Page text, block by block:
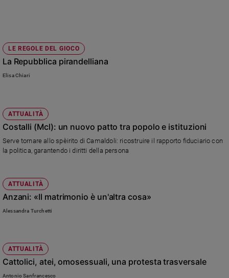
LE REGOLE DEL GIOCO
La Repubblica pirandelliana
Elisa Chiari
ATTUALITÀ
Costalli (Mcl): un nuovo patto tra popolo e istituzioni
Serve tornare allo spèirito di Camaldoli: ricostruire il rapporto fiduciario con
la politica, garantendo i diritti della persona
ATTUALITÀ
Anzani: «Il matrimonio è un'altra cosa»
Alessandra Turchetti
ATTUALITÀ
Cattolici, atei, omosessuali, una protesta trasversale
Antonio Sanfrancesco